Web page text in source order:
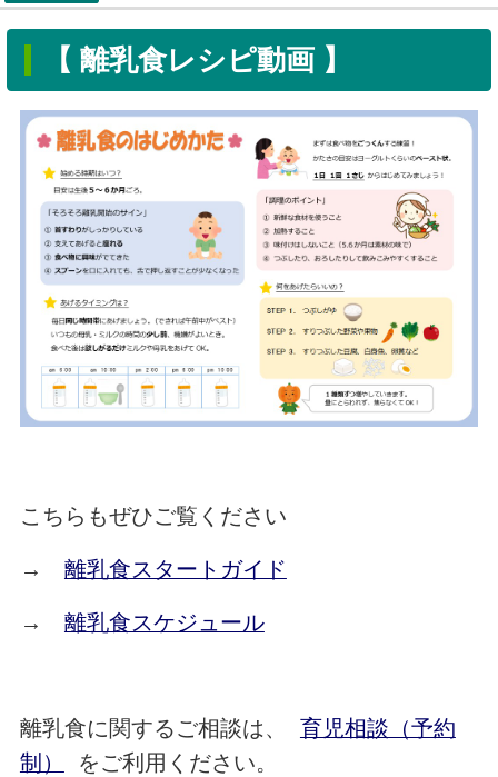
【 離乳食レシピ動画 】
こちらもぜひご覧ください
→ 離乳食スタートガイド
→ 離乳食スケジュール
離乳食に関するご相談は、 育児相談（予約
制）
をご利用ください。